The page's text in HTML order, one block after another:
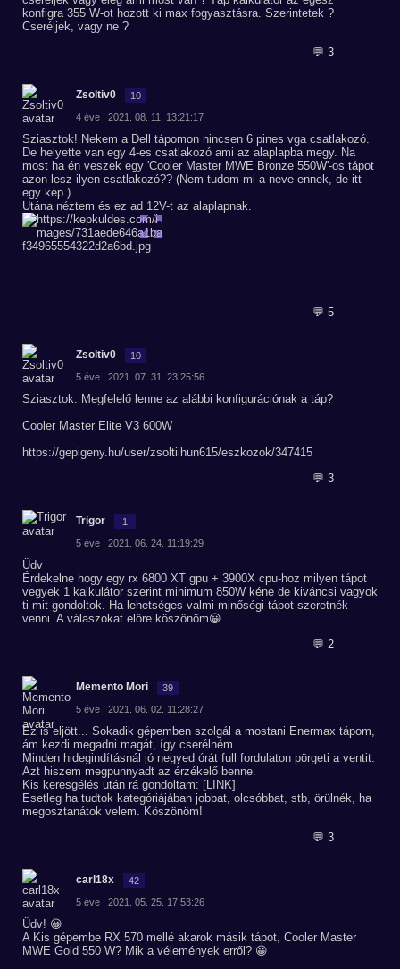
konfigra 355 W-ot hozott ki max fogyasztásra. Szerintetek ?
Cseréljek, vagy ne ?
💬 3
Zsoltiv0 10
4 éve | 2021. 08. 11. 13:21:17
Sziasztok! Nekem a Dell tápomon nincsen 6 pines vga csatlakozó.
De helyette van egy 4-es csatlakozó ami az alaplapba megy. Na
most ha én veszek egy 'Cooler Master MWE Bronze 550W'-os tápot
azon lesz ilyen csatlakozó?? (Nem tudom mi a neve ennek, de itt
egy kép.)
Utána néztem és ez ad 12V-t az alaplapnak.
💬 5
Zsoltiv0 10
5 éve | 2021. 07. 31. 23:25:56
Sziasztok. Megfelelő lenne az alábbi konfigurációnak a táp?
Cooler Master Elite V3 600W
https://gepigeny.hu/user/zsoltiihun615/eszkozok/347415
💬 3
Trigor 1
5 éve | 2021. 06. 24. 11:19:29
Üdv
Érdekelne hogy egy rx 6800 XT gpu + 3900X cpu-hoz milyen tápot
vegyek 1 kalkulátor szerint minimum 850W kéne de kiváncsi vagyok
ti mit gondoltok. Ha lehetséges valmi minőségi tápot szeretnék
venni. A válaszokat előre köszönöm😀
💬 2
Memento Mori 39
5 éve | 2021. 06. 02. 11:28:27
Ez is eljött... Sokadik gépemben szolgál a mostani Enermax tápom,
ám kezdi megadni magát, így cserélném.
Minden hidegindításnál jó negyed órát full fordulaton pörgeti a ventit.
Azt hiszem megpunnyadt az érzékelő benne.
Kis keresgélés után rá gondoltam: [LINK]
Esetleg ha tudtok kategóriájában jobbat, olcsóbbat, stb, örülnék, ha
megosztanátok velem. Köszönöm!
💬 3
carl18x 42
5 éve | 2021. 05. 25. 17:53:26
Üdv! 😀
A Kis gépembe RX 570 mellé akarok másik tápot, Cooler Master
MWE Gold 550 W? Mik a vélemények erről? 😀